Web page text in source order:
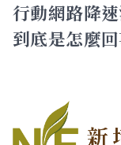
行動網路降
到底是怎麼回